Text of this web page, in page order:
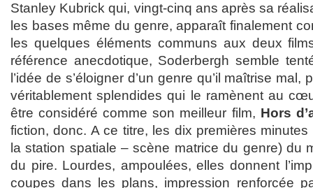
Stanley Kubrick qui, vingt-cinq ans après sa
les bases même du genre, apparaît finalement
les quelques éléments communs aux deux
référence anecdotique, Soderbergh semble
l’idée de s’éloigner d’un genre qu’il maîtrise
véritablement splendides qui le ramènent au
être considéré comme son meilleur film, Hors
fiction, donc. A ce titre, les dix premières minutes
la station spatiale – scène matrice du genre) du
du pire. Lourdes, ampoulées, elles donnent
coupes dans les plans, impression renforcée